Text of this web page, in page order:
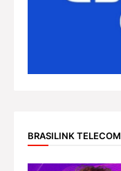
BRASILINK TELECOM